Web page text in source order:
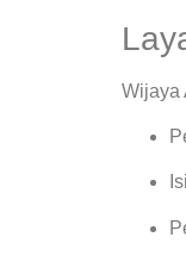
Wijaya